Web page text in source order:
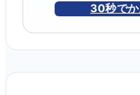
30秒で